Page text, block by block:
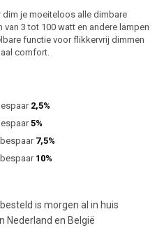
dim je moeiteloos alle dimbare
van 3 tot 100 watt en andere lampen
functie voor flikkervrij dimmen
comfort.
2,5%
5%
7,5%
10%
besteld is morgen al in huis
Nederland en België